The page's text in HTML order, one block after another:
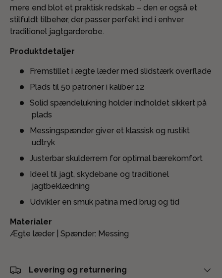
mere end blot et praktisk redskab – den er også et
stilfuldt tilbehør, der passer perfekt ind i enhver
traditionel jagtgarderobe.
Produktdetaljer
Fremstillet i ægte læder med slidstærk overflade
Plads til 50 patroner i kaliber 12
Solid spændelukning holder indholdet sikkert på
plads
Messingspænder giver et klassisk og rustikt
udtryk
Justerbar skulderrem for optimal bærekomfort
Ideel til jagt, skydebane og traditionel
jagtbeklædning
Udvikler en smuk patina med brug og tid
Materialer
Ægte læder | Spænder: Messing
Levering og returnering